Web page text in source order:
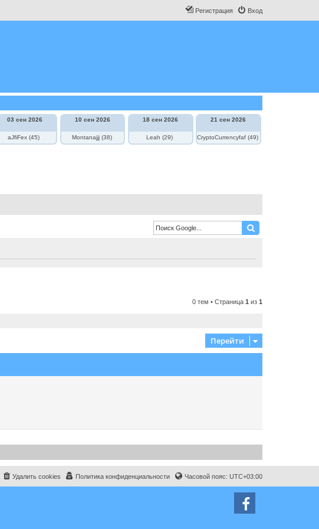
Вход
Регистрация
03 сен 2026
aJfiFex (45)
10 сен 2026
Montanajjj (38)
18 сен 2026
Leah (29)
21 сен 2026
CryptoCurrencyfaf (49)
0 тем • Страница 1 из 1
Перейти
Часовой пояс: UTC+03:00
Политика конфиденциальности
Удалить cookies